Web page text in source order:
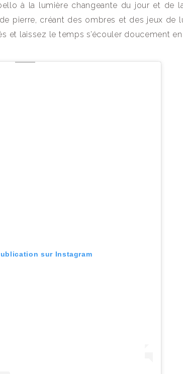
à la lumière changeante du jour et de la
pierre, créant des ombres et des jeux de
et laissez le temps s’écouler doucement
sur Instagram